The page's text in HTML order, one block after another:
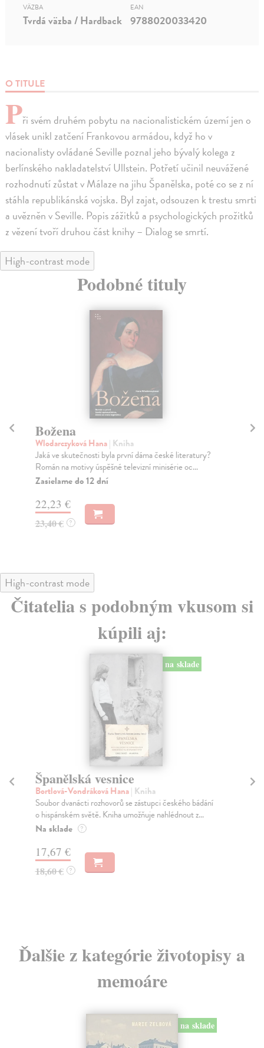
O TITULE
Při svém druhém pobytu na nacionalistickém území jen o
vlásek unikl zatčení Frankovou armádou, když ho v
nacionalisty ovládané Seville poznal jeho bývalý kolega z
berlínského nakladatelství Ullstein. Potřetí učinil neuvážené
rozhodnutí zůstat v Málaze na jihu Španělska, poté co se z ní
stáhla republikánská vojska. Byl zajat, odsouzen k trestu smrti
a uvězněn v Seville. Popis zážitků a psychologických prožitků
z vězení tvoří druhou část knihy – Dialog se smrtí.
VÄZBA
Tvrdá väzba / Hardback
EAN
9788020033420
High-contrast mode
Podobné tituly
Božena
Wlodarczyková Hana| Kniha
Jaká ve skutečnosti byla první dáma české literatury?
Román na motivy úspěšné televizní minisérie oc...
Zasielame do 12 dní
22,23 €
23,40 € ?
High-contrast mode
Čitatelia s podobným vkusom si
kúpili aj:
na sklade
Španělská vesnice
Bortlová-Vondráková Hana| Kniha
Soubor dvanácti rozhovorů se zástupci českého bádání
o hispánském světě. Kniha umožňuje nahlédnout z...
Na sklade ?
17,67 €
18,60 € ?
Ďalšie z kategórie životopisy a
memoáre
na sklade